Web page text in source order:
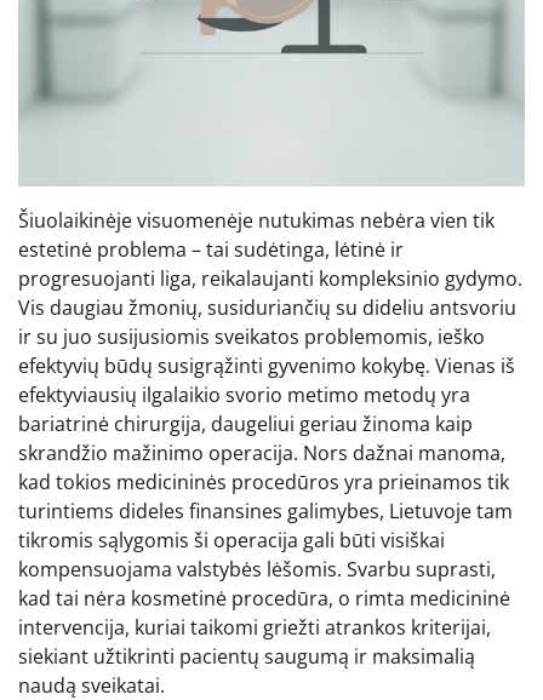
Šiuolaikinėje visuomenėje nutukimas nebėra vien tik
estetinė problema – tai sudėtinga, lėtinė ir
progresuojanti liga, reikalaujanti kompleksinio gydymo.
Vis daugiau žmonių, susiduriančių su dideliu antsvoriu
ir su juo susijusiomis sveikatos problemomis, ieško
efektyvių būdų susigrąžinti gyvenimo kokybę. Vienas iš
efektyviausių ilgalaikio svorio metimo metodų yra
bariatrinė chirurgija, daugeliui geriau žinoma kaip
skrandžio mažinimo operacija. Nors dažnai manoma,
kad tokios medicininės procedūros yra prieinamos tik
turintiems dideles finansines galimybes, Lietuvoje tam
tikromis sąlygomis ši operacija gali būti visiškai
kompensuojama valstybės lėšomis. Svarbu suprasti,
kad tai nėra kosmetinė procedūra, o rimta medicininė
intervencija, kuriai taikomi griežti atrankos kriterijai,
siekiant užtikrinti pacientų saugumą ir maksimalią
naudą sveikatai.